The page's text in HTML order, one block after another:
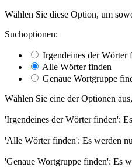
Wählen Sie diese Option, um
Suchoptionen:
Irgendeines der Wörter
Alle Wörter finden
Genaue Wortgruppe
Wählen Sie eine der Optionen
'Irgendeines der Wörter finden':
'Alle Wörter finden': Es werden
'Genaue Wortgruppe finden': Es